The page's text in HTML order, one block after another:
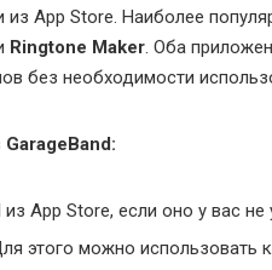
App Store. Наиболее
Ringtone Maker. Оба
без необходимости
из App Store, если оно у вас не
этого можно использовать